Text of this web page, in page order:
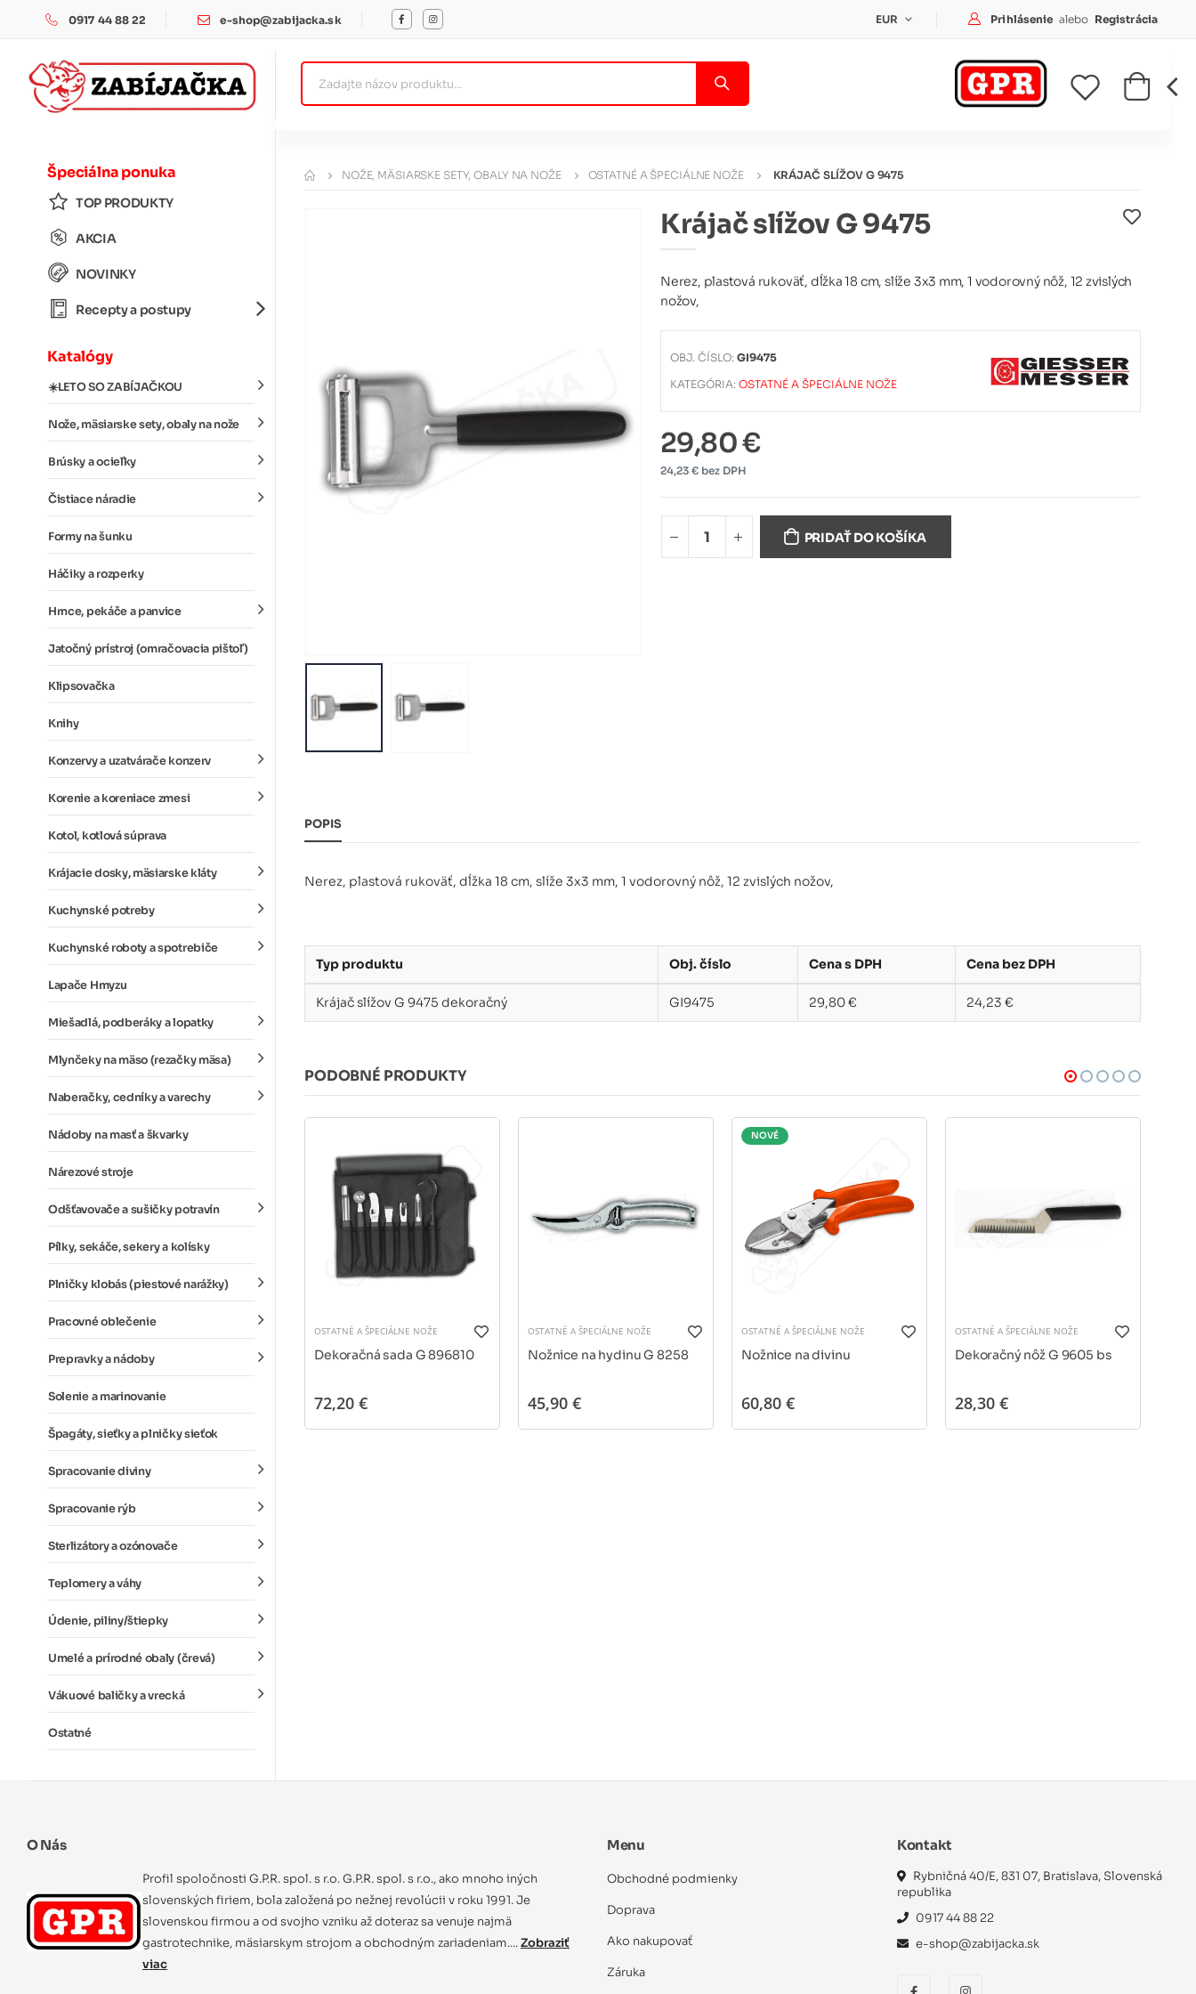
0917 44 88 22 e-shop@zabijacka.sk EUR Prihlásenie
Prihlásenie alebo Registrácia
Špeciálna ponuka
TOP PRODUKTY
AKCIA
NOVINKY
Recepty a postupy
Katalógy
☀️LETO SO ZABÍJAČKOU
Nože, mäsiarske sety, obaly na nože
Brúsky a ocieľky
Čistiace náradie
Formy na šunku
Háčiky a rozperky
Hrnce, pekáče a panvice
Jatočný prístroj (omračovacia pištoľ)
Klipsovačka
Knihy
Konzervy a uzatvárače konzerv
Korenie a koreniace zmesi
Kotol, kotlová súprava
Krájacie dosky, mäsiarske kláty
Kuchynské potreby
Kuchynské roboty a spotrebiče
Lapače Hmyzu
Miešadlá, podberáky a lopatky
Mlynčeky na mäso (rezačky mäsa)
Naberačky, cedníky a varechy
Nádoby na masť a škvarky
Nárezové stroje
Odšťavovače a sušičky potravín
Pílky, sekáče, sekery a kolísky
Plničky klobás (piestové narážky)
Pracovné oblečenie
Prepravky a nádoby
Solenie a marinovanie
Špagáty, sieťky a plničky sieťok
Spracovanie diviny
Spracovanie rýb
Sterlizátory a ozónovače
Teplomery a váhy
Údenie, piliny/štiepky
Umelé a prírodné obaly (črevá)
Vákuové baličky a vrecká
Ostatné
NOŽE, MÄSIARSKE SETY, OBALY NA NOŽE OSTATNÉ A ŠPECIÁLNE NOŽE KRÁJAČ SLÍŽOV G 9475
Krájač slížov G 9475
Nerez, plastová rukoväť, dĺžka 18 cm, slíže 3x3 mm, 1 vodorovný nôž, 12 zvislých
nožov,
OBJ. ČÍSLO:GI9475
KATEGÓRIA:OSTATNÉ A ŠPECIÁLNE NOŽE
29,80 €
24,23 € bez DPH
PRIDAŤ DO KOŠÍKA
POPIS
Nerez, plastová rukoväť, dĺžka 18 cm, slíže 3x3 mm, 1 vodorovný nôž, 12 zvislých nožov,
Typ produktu Obj. číslo Cena s DPH Cena bez DPH
Krájač slížov G 9475 dekoračný GI9475 29,80 € 24,23 €
PODOBNÉ PRODUKTY
OSTATNÉ A ŠPECIÁLNE NOŽE
Dekoračná sada G 896810
72,20 €
OSTATNÉ A ŠPECIÁLNE NOŽE
Nožnice na hydinu G 8258
45,90 €
NOVÉ
OSTATNÉ A ŠPECIÁLNE NOŽE
Nožnice na divinu
60,80 €
OSTATNÉ A ŠPECIÁLNE NOŽE
Dekoračný nôž G 9605 bs
28,30 €
O Nás
Profil spoločnosti G.P.R. spol. s r.o. G.P.R. spol. s r.o., ako mnoho iných
slovenských firiem, bola založená po nežnej revolúcii v roku 1991. Je
slovenskou firmou a od svojho vzniku až doteraz sa venuje najmä
gastrotechnike, mäsiarskym strojom a obchodným zariadeniam....Zobraziť
viac
Menu
Obchodné podmienky
Doprava
Ako nakupovať
Záruka
Kontakt
Rybničná 40/E, 831 07, Bratislava, Slovenská
republika
0917 44 88 22
e-shop@zabijacka.sk